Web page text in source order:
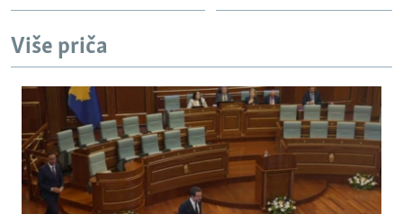
TV LIBERTY
POST SCRIPTUM
TRI DECENIJE OD RATA U BIH
SVE KARTE DEJTONA
NASTANAK I RASPAD JUGOSLAVIJE
Sve RFE/RL stranice
Više priča